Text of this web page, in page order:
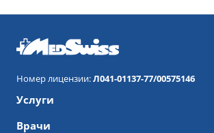
Номер лицензии:Л041-01137-77/00575146
Услуги
Врачи